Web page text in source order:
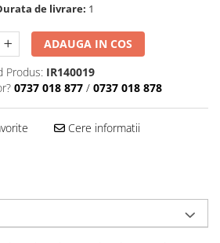
de livrare: 1
ADAUGA IN COS
Produs: IR140019
0737 018 877 / 0737 018 878
Cere informatii